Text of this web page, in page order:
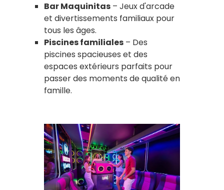
Bar Maquinitas – Jeux d'arcade
et divertissements familiaux pour
tous les âges.
Piscines familiales – Des
piscines spacieuses et des
espaces extérieurs parfaits pour
passer des moments de qualité en
famille.